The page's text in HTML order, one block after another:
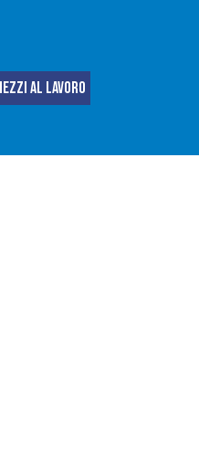
al lavoro